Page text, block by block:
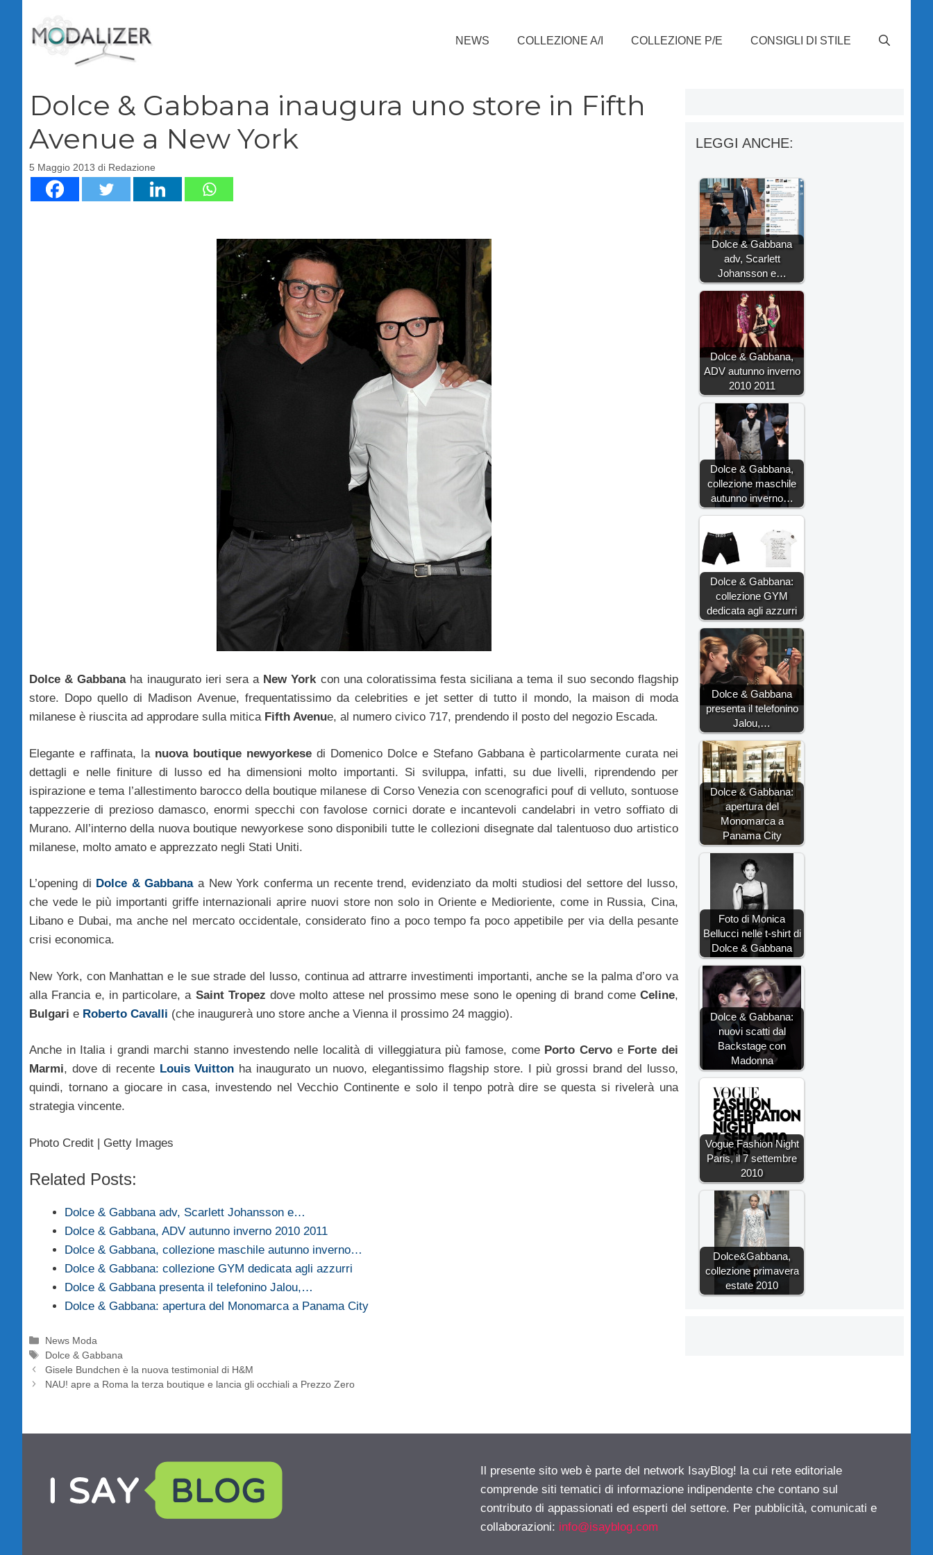
contenuto
NEWS COLLEZIONE A/I COLLEZIONE P/E CONSIGLI DI STILE
Dolce & Gabbana inaugura uno store in Fifth
Avenue a New York
5 Maggio 2013 di Redazione
Dolce & Gabbanaha inaugurato ieri sera a New Yorkcon una coloratissima festa siciliana a tema il suo secondo flagship
store. Dopo quello di Madison Avenue, frequentatissimo da celebrities e jet setter di tutto il mondo, la maison di moda
milanese è riuscita ad approdare sulla mitica Fifth Avenue, al numero civico 717, prendendo il posto del negozio Escada.
Elegante e raffinata, la nuova boutique newyorkese di Domenico Dolce e Stefano Gabbana è particolarmente curata nei
dettagli e nelle finiture di lusso ed ha dimensioni molto importanti. Si sviluppa, infatti, su due livelli, riprendendo per
ispirazione e tema l’allestimento barocco della boutique milanese di Corso Venezia con scenografici pouf di velluto, sontuose
tappezzerie di prezioso damasco, enormi specchi con favolose cornici dorate e incantevoli candelabri in vetro soffiato di
Murano. All’interno della nuova boutique newyorkese sono disponibili tutte le collezioni disegnate dal talentuoso duo artistico
milanese, molto amato e apprezzato negli Stati Uniti.
L’opening di Dolce & Gabbanaa New York conferma un recente trend, evidenziato da molti studiosi del settore del lusso,
che vede le più importanti griffe internazionali aprire nuovi store non solo in Oriente e Medioriente, come in Russia, Cina,
Libano e Dubai, ma anche nel mercato occidentale, considerato fino a poco tempo fa poco appetibile per via della pesante
crisi economica.
New York, con Manhattan e le sue strade del lusso, continua ad attrarre investimenti importanti, anche se la palma d’oro va
alla Francia e, in particolare, a Saint Tropez dove molto attese nel prossimo mese sono le opening di brand come Celine,
Bulgari e Roberto Cavalli (che inaugurerà uno store anche a Vienna il prossimo 24 maggio).
Anche in Italia i grandi marchi stanno investendo nelle località di villeggiatura più famose, come Porto Cervoe Forte dei
Marmi, dove di recente Louis Vuitton ha inaugurato un nuovo, elegantissimo flagship store. I più grossi brand del lusso,
quindi, tornano a giocare in casa, investendo nel Vecchio Continente e solo il tenpo potrà dire se questa si rivelerà una
strategia vincente.
Photo Credit | Getty Images
Related Posts:
Dolce & Gabbana adv, Scarlett Johansson e…
Dolce & Gabbana, ADV autunno inverno 2010 2011
Dolce & Gabbana, collezione maschile autunno inverno…
Dolce & Gabbana: collezione GYM dedicata agli azzurri
Dolce & Gabbana presenta il telefonino Jalou,…
Dolce & Gabbana: apertura del Monomarca a Panama City
Categorie
News Moda
Tag
Dolce & Gabbana
Gisele Bundchen è la nuova testimonial di H&M
NAU! apre a Roma la terza boutique e lancia gli occhiali a Prezzo Zero
LEGGI ANCHE:
Dolce & Gabbana
adv, Scarlett
Johansson e…
Dolce & Gabbana,
ADV autunno inverno
2010 2011
Dolce & Gabbana,
collezione maschile
autunno inverno…
Dolce & Gabbana:
collezione GYM
dedicata agli azzurri
Dolce & Gabbana
presenta il telefonino
Jalou,…
Dolce & Gabbana:
apertura del
Monomarca a
Panama City
Foto di Monica
Bellucci nelle t-shirt di
Dolce & Gabbana
Dolce & Gabbana:
nuovi scatti dal
Backstage con
Madonna
Vogue Fashion Night
Paris, il 7 settembre
2010
Dolce&Gabbana,
collezione primavera
estate 2010
Il presente sito web è parte del network IsayBlog! la cui rete editoriale
comprende siti tematici di informazione indipendente che contano sul
contributo di appassionati ed esperti del settore. Per pubblicità, comunicati e
collaborazioni: info@isayblog.com